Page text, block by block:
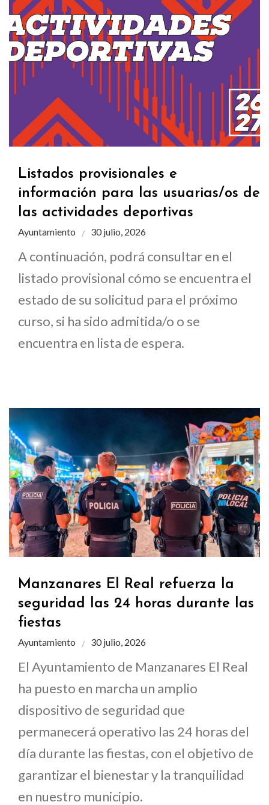
Listados provisionales e
información para las usuarias/os de
las actividades deportivas
Ayuntamiento 30 julio, 2026
A continuación, podrá consultar en el
listado provisional cómo se encuentra el
estado de su solicitud para el próximo
curso, si ha sido admitida/o o se
encuentra en lista de espera.
Manzanares El Real refuerza la
seguridad las 24 horas durante las
fiestas
Ayuntamiento 30 julio, 2026
El Ayuntamiento de Manzanares El Real
ha puesto en marcha un amplio
dispositivo de seguridad que
permanecerá operativo las 24 horas del
día durante las fiestas, con el objetivo de
garantizar el bienestar y la tranquilidad
en nuestro municipio.